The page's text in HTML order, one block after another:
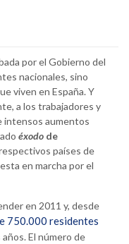
por el Gobierno del
nacionales, sino
viven en España. Y
a los trabajadores y
intensos aumentos
éxodo de
países de
en marcha por el
en 2011 y, desde
750.000 residentes
El número de